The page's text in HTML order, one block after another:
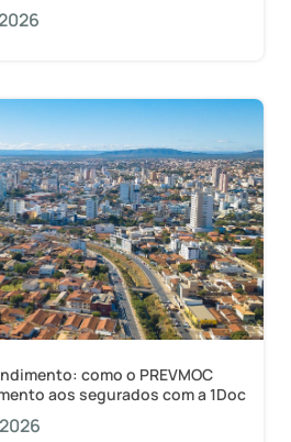
como o PREVMOC
aos segurados com a 1Doc